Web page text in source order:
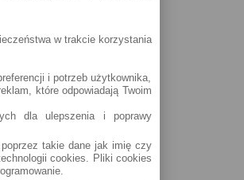
w trakcie korzystania
i potrzeb użytkownika,
które odpowiadają Twoim
dla ulepszenia i poprawy
takie dane jak imię czy
cookies. Pliki cookies